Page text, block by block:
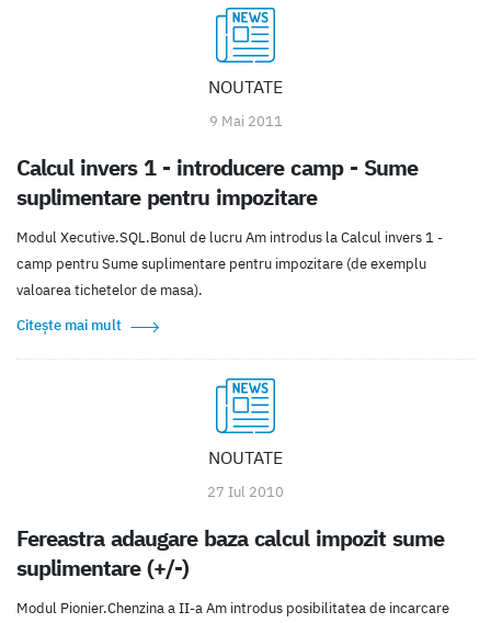
NOUTATE
9 Mai 2011
Calcul invers 1 - introducere camp - Sume
suplimentare pentru impozitare
Modul Xecutive.SQL.Bonul de lucru Am introdus la Calcul invers 1 -
camp pentru Sume suplimentare pentru impozitare (de exemplu
valoarea tichetelor de masa).
Citește mai mult
NOUTATE
27 Iul 2010
Fereastra adaugare baza calcul impozit sume
suplimentare (+/-)
Modul Pionier.Chenzina a II-a Am introdus posibilitatea de incarcare